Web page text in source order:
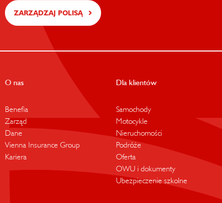
ZARZĄDZAJ POLISĄ
O nas
Benefia
Zarząd
Dane
Vienna Insurance Group
Kariera
Dla klientów
Samochody
Motocykle
Nieruchomości
Podróże
Oferta
OWU i dokumenty
Ubezpieczenie szkolne